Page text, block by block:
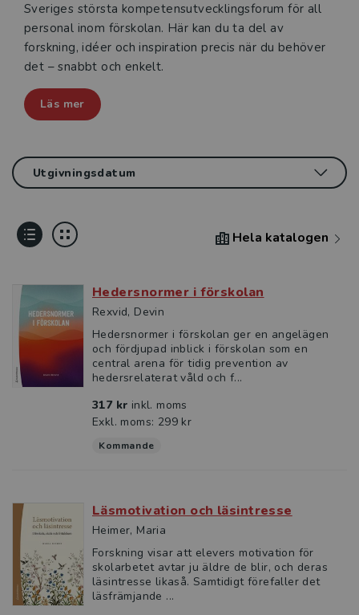
Sveriges största kompetensutvecklingsforum för all
personal inom förskolan. Här kan du ta del av
forskning, idéer och inspiration precis när du behöver
det – snabbt och enkelt.
Läs mer
Hela katalogen
Hedersnormer i förskolan
Rexvid, Devin
Hedersnormer i förskolan ger en angelägen
och fördjupad inblick i förskolan som en
central arena för tidig prevention av
hedersrelaterat våld och f...
317 kr inkl. moms
Exkl. moms: 299 kr
Kommande
Läsmotivation och läsintresse
Heimer, Maria
Forskning visar att elevers motivation för
skolarbetet avtar ju äldre de blir, och deras
läsintresse likaså. Samtidigt förefaller det
läsfrämjande ...